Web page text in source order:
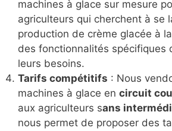
machines à glace sur mesure
agriculteurs qui cherchent à se
production de crème glacée à
des fonctionnalités spécifiques
leurs besoins.
Tarifs compétitifs : Nous
machines à glace en circuit
aux agriculteurs sans
nous permet de proposer des